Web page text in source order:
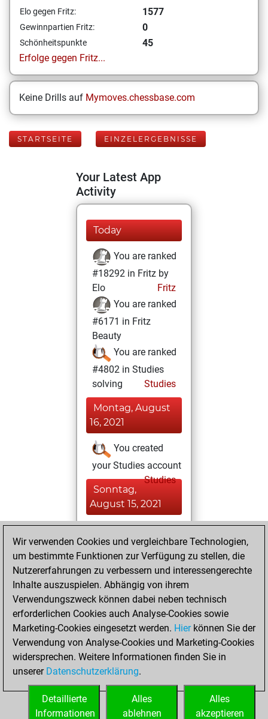
Elo gegen Fritz: 1577
Gewinnpartien Fritz: 0
Schönheitspunkte
45
Erfolge gegen Fritz...
Keine Drills auf Mymoves.chessbase.com
STARTSEITE EINZELERGEBNISSE
Your Latest App
Activity
Today
You are ranked
#18292 in Fritz by
Elo
Fritz
You are ranked
#6171 in Fritz
Beauty
You are ranked
#4802 in Studies
solving
Studies
Montag, August
16, 2021
You created
your Studies account
Studies
Sonntag,
August 15, 2021
BeautyScore of 45
Fritz
achieved a new Elo
of 1577
Samstag,
Dezember 19,
2020
You created
your Fritz account
Wir verwenden Cookies und vergleichbare Technologien,
um bestimmte Funktionen zur Verfügung zu stellen, die
Nutzererfahrungen zu verbessern und interessengerechte
Inhalte auszuspielen. Abhängig von ihrem
Verwendungszweck können dabei neben technisch
erforderlichen Cookies auch Analyse-Cookies sowie
Marketing-Cookies eingesetzt werden. Hierkönnen Sie der
Verwendung von Analyse-Cookies und Marketing-Cookies
widersprechen. Weitere Informationen finden Sie in
unserer Datenschutzerklärung.
Alles
akzeptieren
Alles
ablehnen
Detaillierte
Informationen